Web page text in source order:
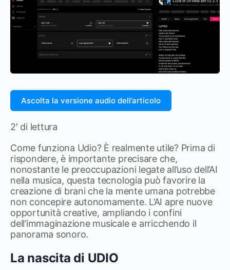
Ascolta la versione audio dell’articolo
2′ di lettura
Come funziona Udio? È realmente utile? Prima di
rispondere, è importante precisare che,
nonostante le preoccupazioni legate all’uso dell’AI
nella musica, questa tecnologia può favorire la
creazione di brani che la mente umana potrebbe
non concepire autonomamente. L’AI apre nuove
opportunità creative, ampliando i confini
dell’immaginazione musicale e arricchendo il
panorama sonoro.
La nascita di UDIO